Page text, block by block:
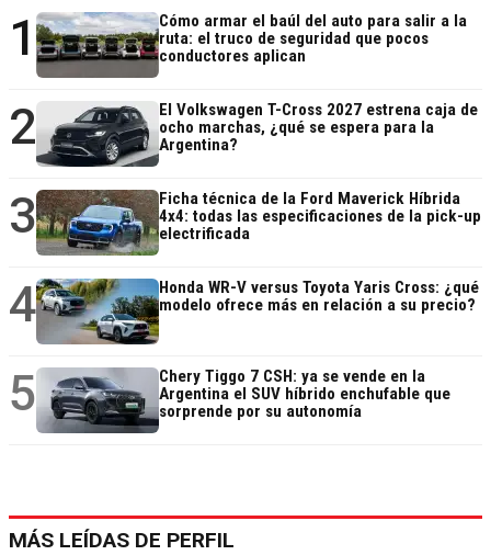
1
Cómo armar el baúl del auto para salir a la
ruta: el truco de seguridad que pocos
conductores aplican
2
El Volkswagen T-Cross 2027 estrena caja de
ocho marchas, ¿qué se espera para la
Argentina?
3
Ficha técnica de la Ford Maverick Híbrida
4x4: todas las especificaciones de la pick-up
electrificada
4
Honda WR-V versus Toyota Yaris Cross: ¿qué
modelo ofrece más en relación a su precio?
5
Chery Tiggo 7 CSH: ya se vende en la
Argentina el SUV híbrido enchufable que
sorprende por su autonomía
MÁS LEÍDAS DE PERFIL